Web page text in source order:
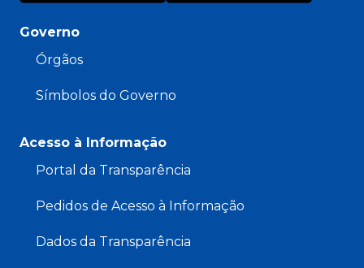
Governo
Órgãos
Símbolos do Governo
Acesso à Informação
Portal da Transparência
Pedidos de Acesso à Informação
Dados da Transparência